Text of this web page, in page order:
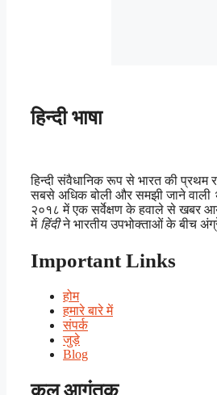
हिन्दी भाषा
हिन्दी संवैधानिक रूप से भारत की प्रथम
सबसे अधिक बोली और समझी जाने वाली
२०१८ में एक सर्वेक्षण के हवाले से खबर
में हिंदीने भारतीय उपभोक्ताओं के बीच
Important Links
होम
हमारे बारे में
संपर्क
जुड़े
Blog
कुल आगंतुक